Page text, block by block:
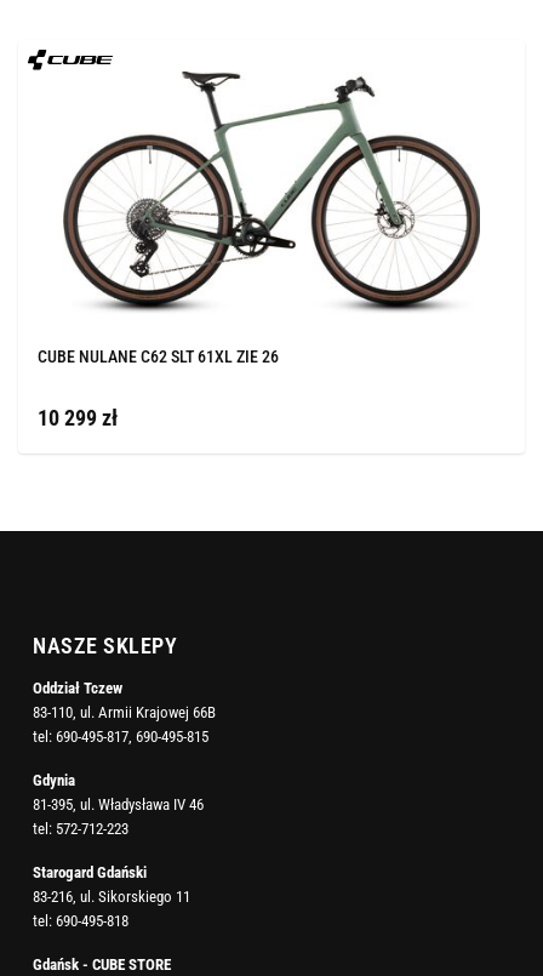
CUBE NULANE C62 SLT 61XL ZIE 26
10 299 zł
NASZE SKLEPY
Oddział Tczew
83-110, ul. Armii Krajowej 66B
tel: 690-495-817, 690-495-815
Gdynia
81-395, ul. Władysława IV 46
tel: 572-712-223
Starogard Gdański
83-216, ul. Sikorskiego 11
tel: 690-495-818
Gdańsk - CUBE STORE